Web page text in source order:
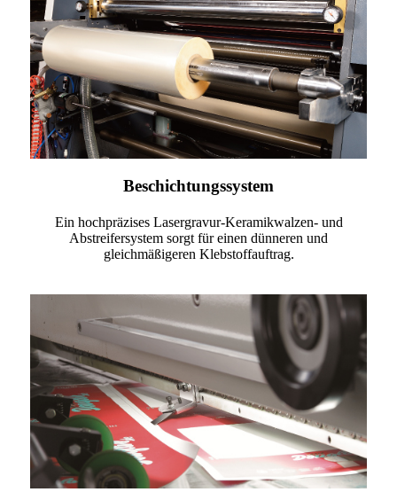
Beschichtungssystem
Ein hochpräzises Lasergravur-Keramikwalzen- und
Abstreifersystem sorgt für einen dünneren und
gleichmäßigeren Klebstoffauftrag.